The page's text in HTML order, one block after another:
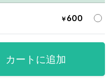
￥ 600
カートに追加